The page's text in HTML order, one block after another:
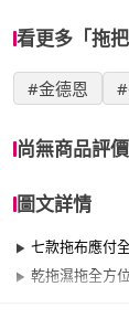
看更多「拖
#金德恩
尚無商品評價
圖文詳情
七款拖布應付
乾拖濕拖全方